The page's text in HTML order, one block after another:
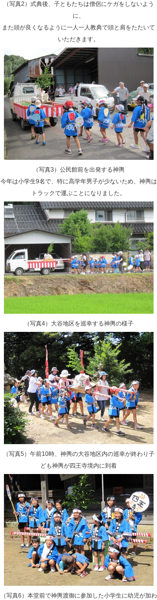
（写真2）式典後、子ともたちは僧侶にケガをしないよう
に、
また頭が良くなるように一人一人教典で頭と肩をたたいて
いただきます。
（写真3）公民館前を出発する神輿
今年は小学生9名で、特に高学年男子が少ないため、神輿は
トラックで運ぶことになりました。
（写真4）大谷地区を巡幸する神輿の様子
（写真5）午前10時、神輿の大谷地区内の巡幸が終わり子
ども神輿が四王寺境内に到着
（写真6）本堂前で神輿渡御に参加した小学生に幼児が加わ